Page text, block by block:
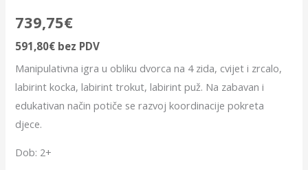
739,75€
591,80€ bez PDV
Manipulativna igra u obliku dvorca na 4 zida, cvijet i zrcalo,
labirint kocka, labirint trokut, labirint puž. Na zabavan i
edukativan način potiče se razvoj koordinacije pokreta
djece.
Dob: 2+